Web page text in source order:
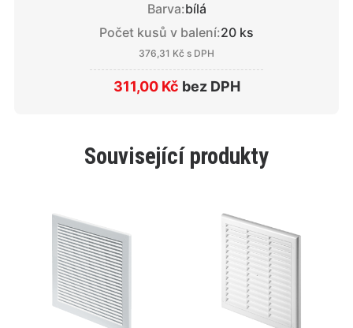
Související produkty
Barva:bílá
Počet kusů v balení:20 ks
376,31 Kč s DPH
311,00 Kč bez DPH